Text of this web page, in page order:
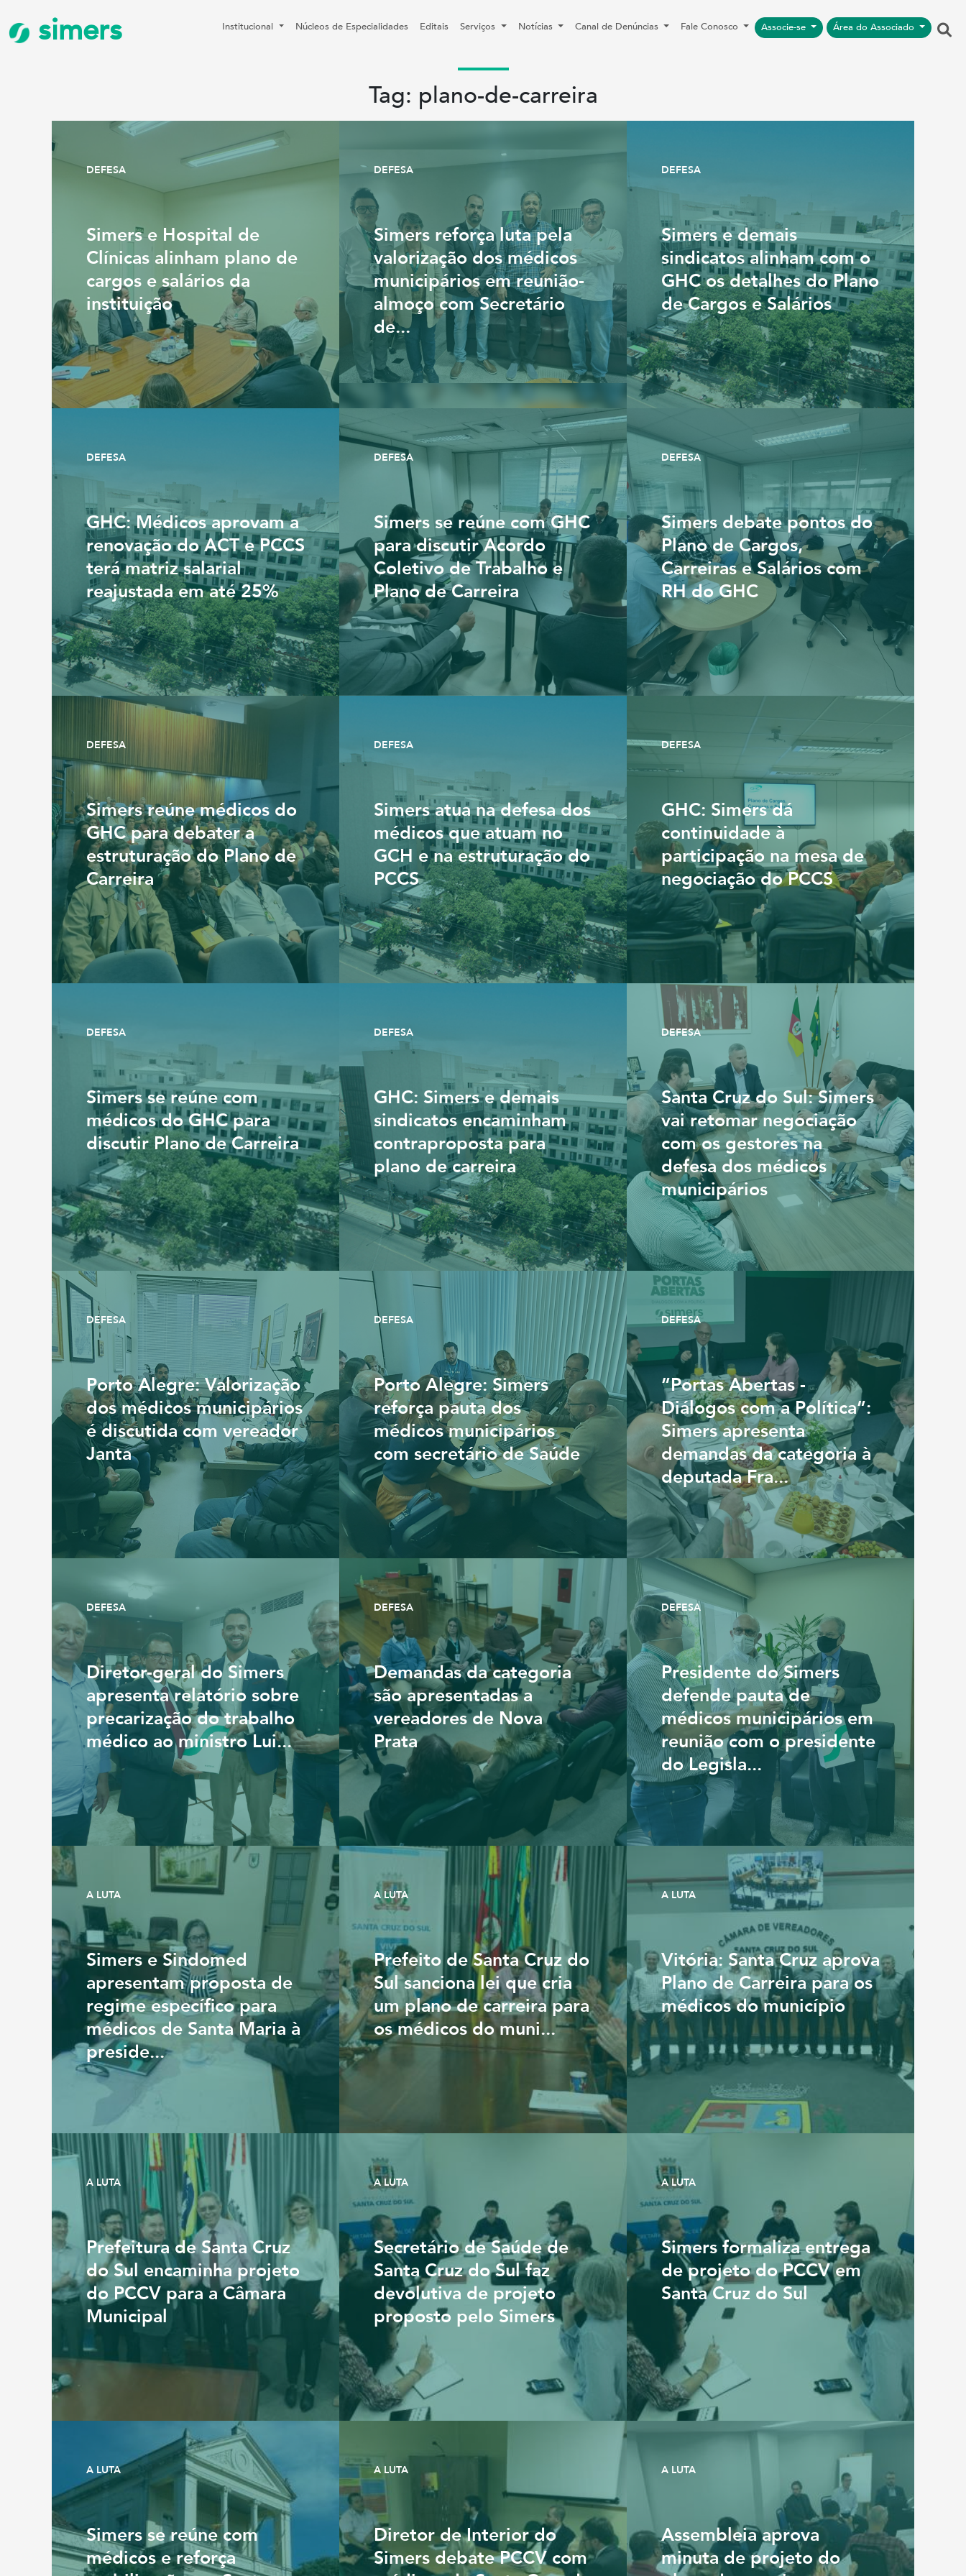
simers Institucional Núcleos de Especialidades Editais Serviços Notícias Canal de Denúncias Fale Conosco Associe-se Área do Associado
Tag: plano-de-carreira
DEFESA
Simers e Hospital de
Clínicas alinham plano de
cargos e salários da
instituição
DEFESA
Simers reforça luta pela
valorização dos médicos
municipários em reunião-
almoço com Secretário
de...
DEFESA
Simers e demais
sindicatos alinham com o
GHC os detalhes do Plano
de Cargos e Salários
DEFESA
GHC: Médicos aprovam a
renovação do ACT e PCCS
terá matriz salarial
reajustada em até 25%
DEFESA
Simers se reúne com GHC
para discutir Acordo
Coletivo de Trabalho e
Plano de Carreira
DEFESA
Simers debate pontos do
Plano de Cargos,
Carreiras e Salários com
RH do GHC
DEFESA
Simers reúne médicos do
GHC para debater a
estruturação do Plano de
Carreira
DEFESA
Simers atua na defesa dos
médicos que atuam no
GCH e na estruturação do
PCCS
DEFESA
GHC: Simers dá
continuidade à
participação na mesa de
negociação do PCCS
DEFESA
Simers se reúne com
médicos do GHC para
discutir Plano de Carreira
DEFESA
GHC: Simers e demais
sindicatos encaminham
contraproposta para
plano de carreira
DEFESA
Santa Cruz do Sul: Simers
vai retomar negociação
com os gestores na
defesa dos médicos
municipários
DEFESA
Porto Alegre: Valorização
dos médicos municipários
é discutida com vereador
Janta
DEFESA
Porto Alegre: Simers
reforça pauta dos
médicos municipários
com secretário de Saúde
DEFESA
”Portas Abertas -
Diálogos com a Política”:
Simers apresenta
demandas da categoria à
deputada Fra...
DEFESA
Diretor-geral do Simers
apresenta relatório sobre
precarização do trabalho
médico ao ministro Lui...
DEFESA
Demandas da categoria
são apresentadas a
vereadores de Nova
Prata
DEFESA
Presidente do Simers
defende pauta de
médicos municipários em
reunião com o presidente
do Legisla...
A LUTA
Simers e Sindomed
apresentam proposta de
regime específico para
médicos de Santa Maria à
preside...
A LUTA
Prefeito de Santa Cruz do
Sul sanciona lei que cria
um plano de carreira para
os médicos do muni...
A LUTA
Vitória: Santa Cruz aprova
Plano de Carreira para os
médicos do município
A LUTA
Prefeitura de Santa Cruz
do Sul encaminha projeto
do PCCV para a Câmara
Municipal
A LUTA
Secretário de Saúde de
Santa Cruz do Sul faz
devolutiva de projeto
proposto pelo Simers
A LUTA
Simers formaliza entrega
de projeto do PCCV em
Santa Cruz do Sul
A LUTA
Simers se reúne com
médicos e reforça
A LUTA
Diretor de Interior do
Simers debate PCCV com
A LUTA
Assembleia aprova
minuta de projeto do